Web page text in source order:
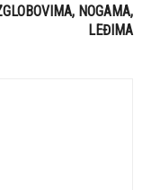
NOGAMA,
LEĐIMA